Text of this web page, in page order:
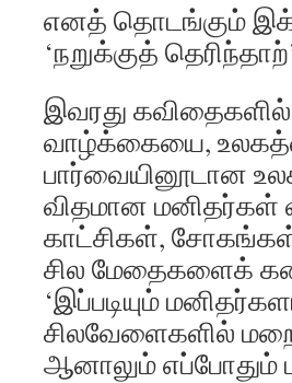
எனத் தொடங்கும்
‘நறுக்குத்
இவரது
வாழ்க்கையை,
பார்வையினூடான
விதமான
காட்சிகள்,
சில மேதைகளைக்
‘இப்படியும்
சிலவேளைகளில்
ஆனாலும் எப்போதும்